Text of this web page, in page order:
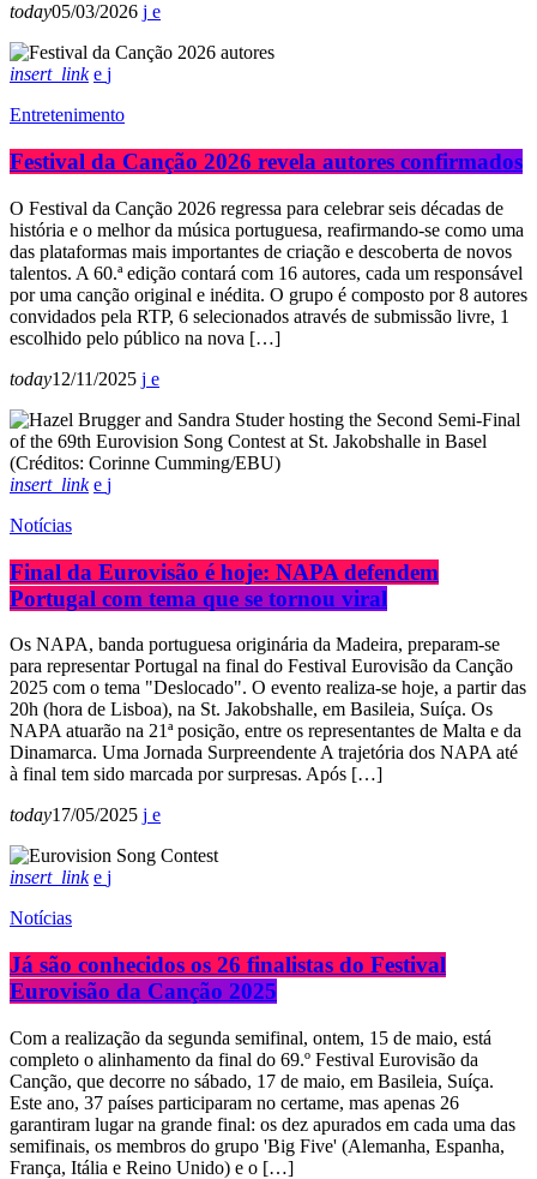
today05/03/2026
insert_link
Entretenimento
Festival da Canção 2026 revela autores confirmados
O Festival da Canção 2026 regressa para celebrar seis décadas de
história e o melhor da música portuguesa, reafirmando-se como uma
das plataformas mais importantes de criação e descoberta de novos
talentos. A 60.ª edição contará com 16 autores, cada um responsável
por uma canção original e inédita. O grupo é composto por 8 autores
convidados pela RTP, 6 selecionados através de submissão livre, 1
escolhido pelo público na nova […]
today12/11/2025
insert_link
Notícias
Final da Eurovisão é hoje: NAPA defendem
Portugal com tema que se tornou viral
Os NAPA, banda portuguesa originária da Madeira, preparam-se
para representar Portugal na final do Festival Eurovisão da Canção
2025 com o tema "Deslocado". O evento realiza-se hoje, a partir das
20h (hora de Lisboa), na St. Jakobshalle, em Basileia, Suíça. Os
NAPA atuarão na 21ª posição, entre os representantes de Malta e da
Dinamarca. Uma Jornada Surpreendente A trajetória dos NAPA até
à final tem sido marcada por surpresas. Após […]
today17/05/2025
insert_link
Notícias
Já são conhecidos os 26 finalistas do Festival
Eurovisão da Canção 2025
Com a realização da segunda semifinal, ontem, 15 de maio, está
completo o alinhamento da final do 69.º Festival Eurovisão da
Canção, que decorre no sábado, 17 de maio, em Basileia, Suíça.
Este ano, 37 países participaram no certame, mas apenas 26
garantiram lugar na grande final: os dez apurados em cada uma das
semifinais, os membros do grupo 'Big Five' (Alemanha, Espanha,
França, Itália e Reino Unido) e o […]